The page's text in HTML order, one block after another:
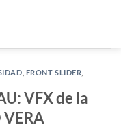
FRONT SLIDER
VFX de la
VERA